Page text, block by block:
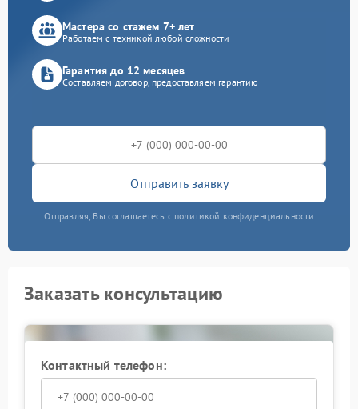
Мастера со стажем 7+ лет
Работаем с техникой любой сложности
Гарантия до 12 месяцев
Составляем договор, предоставляем гарантию
Отправить заявку
Отправляя, Вы соглашаетесь с политикой конфиденциальности
Заказать консультацию
Контактный телефон: